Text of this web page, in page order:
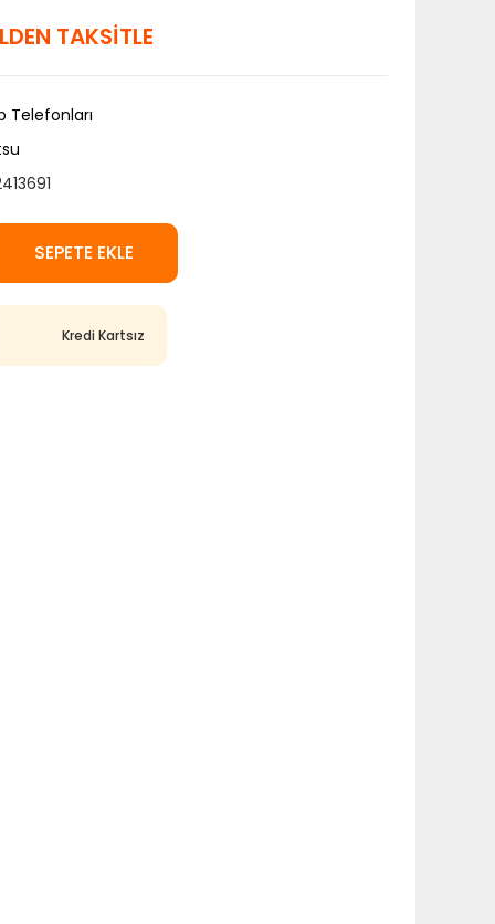
TAKSİTLE
Telefonları
SEPETE EKLE
Kredi Kartsız